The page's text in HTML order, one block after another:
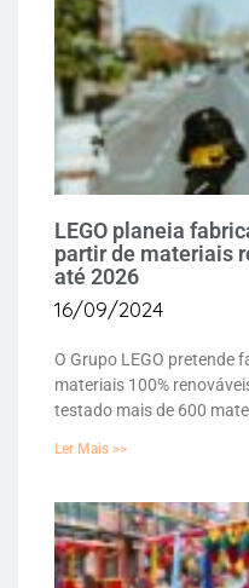
LEGO planeia
partir de materiais
até 2026
16/09/2024
O Grupo LEGO pretende
materiais 100%
testado mais de 600
Ler Mais >>